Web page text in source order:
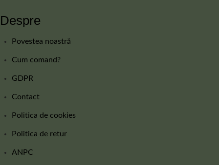
Despre
Povestea noastră
Cum comand?
GDPR
Contact
Politica de cookies
Politica de retur
ANPC